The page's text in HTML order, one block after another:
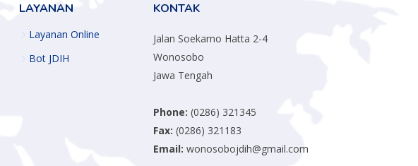
LAYANAN
Layanan Online
Bot JDIH
KONTAK
Jalan Soekarno Hatta 2-4
Wonosobo
Jawa Tengah
Phone: (0286) 321345
Fax: (0286) 321183
Email: wonosobojdih@gmail.com